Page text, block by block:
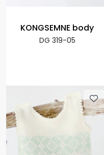
KONGSEMNE body
DG 319-05